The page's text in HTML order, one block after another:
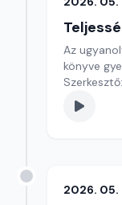
Az
könyve
2026. 05.